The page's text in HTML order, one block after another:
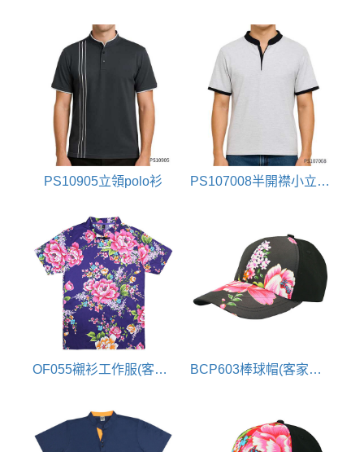
PS10905立領polo衫 PS107008半開襟小立領polo衫
OF055襯衫工作服(客家花布) BCP603棒球帽(客家花布配色)